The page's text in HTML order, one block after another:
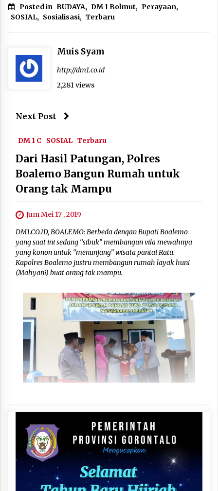
Posted in BUDAYA, DM 1 Bolmut, Perayaan,
SOSIAL, Sosialisasi, Terbaru
Muis Syam
http://dm1.co.id
2,281 views
Next Post
DM 1 C SOSIAL Terbaru
Dari Hasil Patungan, Polres
Boalemo Bangun Rumah untuk
Orang tak Mampu
Jum Mei 17 , 2019
DM1.CO.ID, BOALEMO: Berbeda dengan Bupati Boalemo
yang saat ini sedang “sibuk” membangun vila mewahnya
yang konon untuk “menunjang” wisata pantai Ratu.
Kapolres Boalemo justru membangun rumah layak huni
(Mahyani) buat orang tak mampu.